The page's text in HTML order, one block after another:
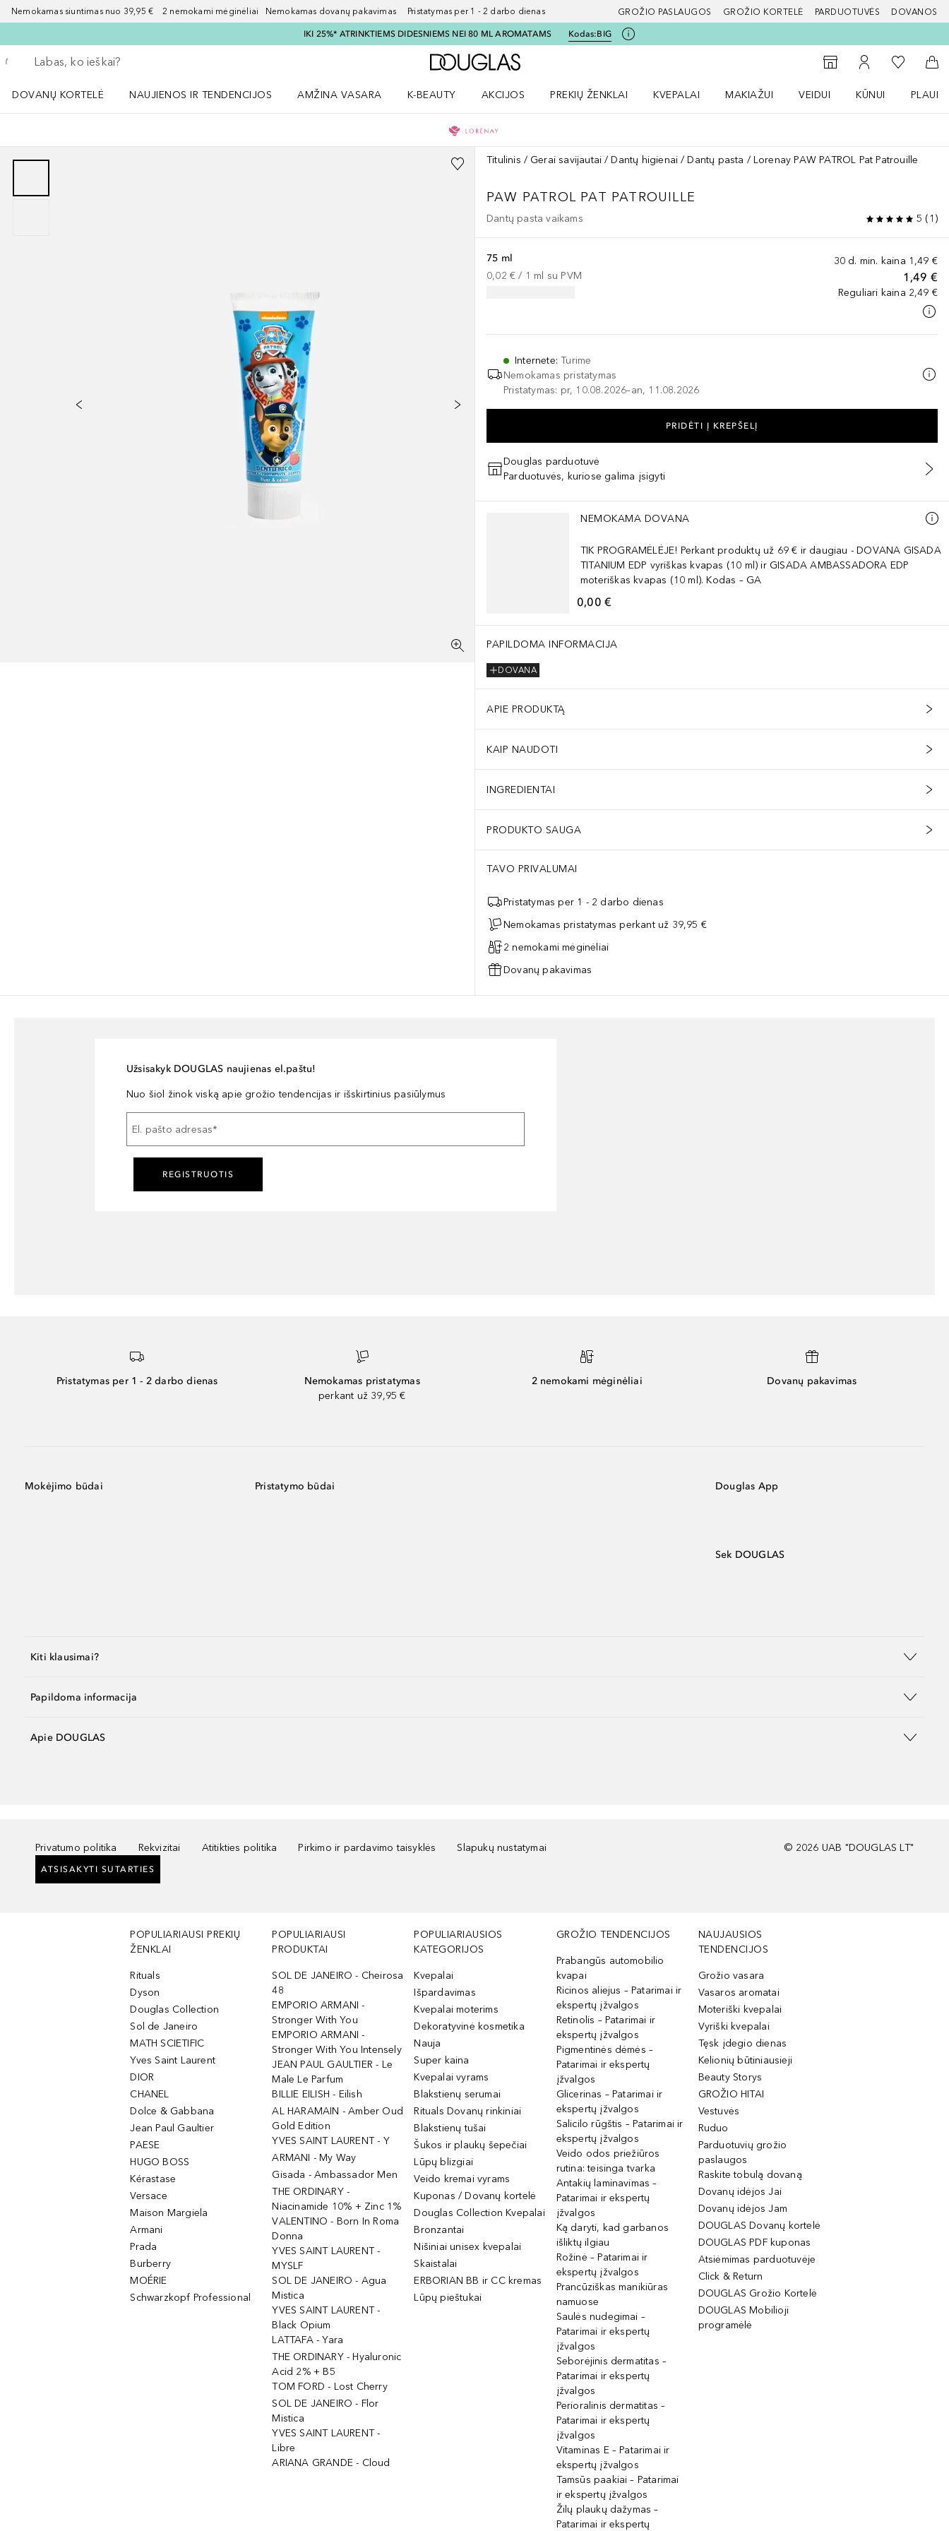
Nemokamas siuntimas nuo 39,95 € 2 nemokami mėginėliai Nemokamas dovanų pakavimas Pristatymas per 1 - 2 darbo dienas GROŽIO PASLAUGOS GROŽIO KORTELĖ PARDUOTUVĖS DOVANOS
IKI 25%* ATRINKTIEMS DIDESNIEMS NEI 80 ML AROMATAMS Kodas:BIG
Grįžk atgal
Vykdykite paiešką
Į Douglas pagrindinį puslapį
Į parduotuvių paiešką
Į mano paskyrą
Į mano
Į
DOVANŲ KORTELĖ
NAUJIENOS IR TENDENCIJOS
AMŽINA VASARA
K-BEAUTY
AKCIJOS
PREKIŲ ŽENKLAI
KVEPALAI
MAKIAŽUI
VEIDUI
KŪNUI
Titulinis Gerai savijautai Dantų higienai Dantų pasta Lorenay PAW PATROL Pat Patrouille
PAW PATROL PAT PATROUILLE
Dantų pasta vaikams 5 ( 1 )
30 d. min. kaina 1,49 €
1,49 €
Reguliari kaina 2,49 €
75 ml
0,02 € / 1 ml su PVM
Internete:Turime
Nemokamas pristatymas
Pristatymas: pr, 10.08.2026–an, 11.08.2026
PRIDĖTI Į KREPŠELĮ
Douglas parduotuvė
Parduotuvės, kuriose galima įsigyti
Praleisti slankiklį
NEMOKAMA DOVANA
TIK PROGRAMĖLĖJE! Perkant produktų už 69 € ir daugiau - DOVANA GISADA
TITANIUM EDP vyriškas kvapas (10 ml) ir GISADA AMBASSADORA EDP
moteriškas kvapas (10 ml). Kodas – GA
0,00 €
PAPILDOMA INFORMACIJA
DOVANA
APIE PRODUKTĄ
KAIP NAUDOTI
INGREDIENTAI
PRODUKTO SAUGA
TAVO PRIVALUMAI
Pristatymas per 1 - 2 darbo dienas
Nemokamas pristatymas perkant už 39,95 €
2 nemokami mėginėliai
Dovanų pakavimas
Užsisakyk DOUGLAS naujienas el.paštu!
Nuo šiol žinok viską apie grožio tendencijas ir išskirtinius pasiūlymus
El. pašto adresas*
REGISTRUOTIS
Pristatymas per 1 - 2 darbo dienas
Nemokamas pristatymas
perkant už 39,95 €
2 nemokami mėginėliai Dovanų pakavimas
Mokėjimo būdai Pristatymo būdai Douglas App
Sek DOUGLAS
Kiti klausimai?
Papildoma informacija
Apie DOUGLAS
Privatumo politika Rekvizitai Atitikties politika Pirkimo ir pardavimo taisyklės Slapukų nustatymai
ATSISAKYTI SUTARTIES
© 2026 UAB "DOUGLAS LT"
POPULIARIAUSI PREKIŲ
ŽENKLAI
Rituals
Dyson
Douglas Collection
Sol de Janeiro
MATH SCIETIFIC
Yves Saint Laurent
DIOR
CHANEL
Dolce & Gabbana
Jean Paul Gaultier
PAESE
HUGO BOSS
Kérastase
Versace
Maison Margiela
Armani
Prada
Burberry
MOÉRIE
Schwarzkopf Professional
POPULIARIAUSI
PRODUKTAI
SOL DE JANEIRO - Cheirosa
48
EMPORIO ARMANI -
Stronger With You
EMPORIO ARMANI -
Stronger With You Intensely
JEAN PAUL GAULTIER - Le
Male Le Parfum
BILLIE EILISH - Eilish
AL HARAMAIN - Amber Oud
Gold Edition
YVES SAINT LAURENT - Y
ARMANI - My Way
Gisada - Ambassador Men
THE ORDINARY -
Niacinamide 10% + Zinc 1%
VALENTINO - Born In Roma
Donna
YVES SAINT LAURENT -
MYSLF
SOL DE JANEIRO - Agua
Mistica
YVES SAINT LAURENT -
Black Opium
LATTAFA - Yara
THE ORDINARY - Hyaluronic
Acid 2% + B5
TOM FORD - Lost Cherry
SOL DE JANEIRO - Flor
Mistica
YVES SAINT LAURENT -
Libre
ARIANA GRANDE - Cloud
POPULIARIAUSIOS
KATEGORIJOS
Kvepalai
Išpardavimas
Kvepalai moterims
Dekoratyvinė kosmetika
Nauja
Super kaina
Kvepalai vyrams
Blakstienų serumai
Rituals Dovanų rinkiniai
Blakstienų tušai
Šukos ir plaukų šepečiai
Lūpų blizgiai
Veido kremai vyrams
Kuponas / Dovanų kortelė
Douglas Collection Kvepalai
Bronzantai
Nišiniai unisex kvepalai
Skaistalai
ERBORIAN BB ir CC kremas
Lūpų pieštukai
GROŽIO TENDENCIJOS
Prabangūs automobilio
kvapai
Ricinos aliejus – Patarimai ir
ekspertų įžvalgos
Retinolis – Patarimai ir
ekspertų įžvalgos
Pigmentinės dėmės –
Patarimai ir ekspertų
įžvalgos
Glicerinas – Patarimai ir
ekspertų įžvalgos
Salicilo rūgštis – Patarimai ir
ekspertų įžvalgos
Veido odos priežiūros
rutina: teisinga tvarka
Antakių laminavimas –
Patarimai ir ekspertų
įžvalgos
Ką daryti, kad garbanos
išliktų ilgiau
Rožinė – Patarimai ir
ekspertų įžvalgos
Prancūziškas manikiūras
namuose
Saulės nudegimai –
Patarimai ir ekspertų
įžvalgos
Seborėjinis dermatitas –
Patarimai ir ekspertų
įžvalgos
Perioralinis dermatitas –
Patarimai ir ekspertų
įžvalgos
Vitaminas E – Patarimai ir
ekspertų įžvalgos
Tamsūs paakiai – Patarimai
ir ekspertų įžvalgos
Žilų plaukų dažymas –
Patarimai ir ekspertų
NAUJAUSIOS
TENDENCIJOS
Grožio vasara
Vasaros aromatai
Moteriški kvepalai
Vyriški kvepalai
Tęsk įdegio dienas
Kelionių būtiniausieji
Beauty Storys
GROŽIO HITAI
Vestuvės
Ruduo
Parduotuvių grožio
paslaugos
Raskite tobulą dovaną
Dovanų idėjos Jai
Dovanų idėjos Jam
DOUGLAS Dovanų kortelė
DOUGLAS PDF kuponas
Atsiėmimas parduotuvėje
Click & Return
DOUGLAS Grožio Kortelė
DOUGLAS Mobilioji
programėlė